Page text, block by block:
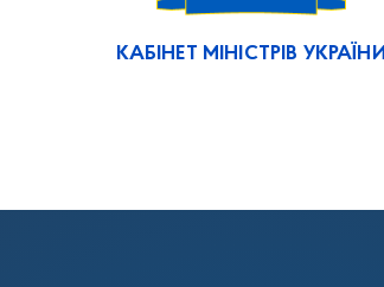
КАБІНЕТ МІНІСТРІВ УКРАЇНИ